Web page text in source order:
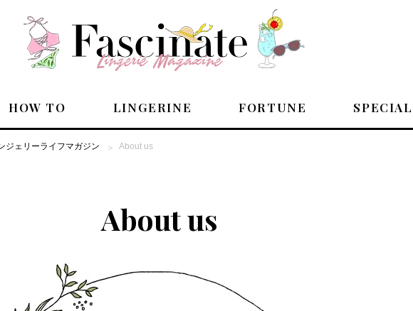
HOW TO LINGERINE FORTUNE SPECIAL
PEOPLE
ジェリーライフマガジン About us
About us